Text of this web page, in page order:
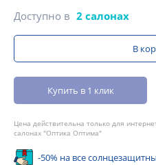
Доступно в 2 салонах
В
Купить в 1 клик
Цена действительна только для
салонах "Оптика Оптима"
-50% на все